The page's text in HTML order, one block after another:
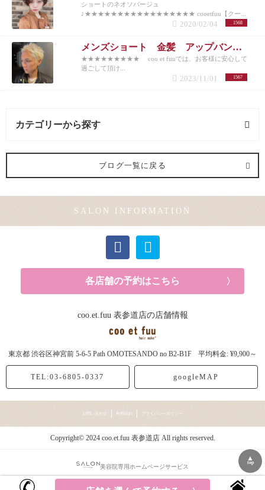
ショートのネオソバージュ
♪★★★★★★★★★★★★★★★★★ cooetfuu【クー...
1568
2020/02/04
メンズショート 金髪 アップバング 10代20代30代40代50代
★★★★★★★★★ coo et fuuでは、お客様に安心して
過ごして頂け...
1567
2023/11/01
カテゴリーから探す
ヘアメイク (1記事)
ブログ一覧に戻る
SALON INFORMATION
各店舗の予約はこちら
coo.et.fuu 表参道店の店舗情報
東京都 渋谷区神宮前 5-6-5 Path OMOTESANDO no B2-B1F 平均料金: ¥9,900～
TEL:03-6805-0337 googleMAP
お問い合わせ 利用規約 プライバシーポリシー
Copyright© 2024 coo.et.fuu 表参道店 All rights reserved.
美容院専用ホームページサービス
▲
top